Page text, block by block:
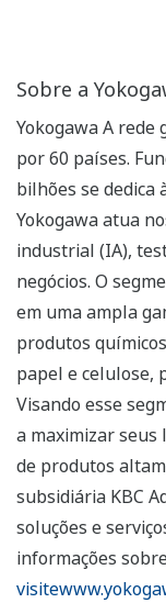
Sobre a
Yokogawa A rede
por 60 países.
bilhões se dedica
Yokogawa atua
industrial (IA),
negócios. O
em uma ampla
produtos
papel e celulose,
Visando esse
a maximizar seus
de produtos
subsidiária KBC
soluções e
informações